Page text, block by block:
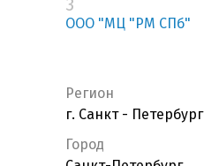
3
ООО "МЦ "РМ СПб"
Регион
г. Санкт - Петербург
Город